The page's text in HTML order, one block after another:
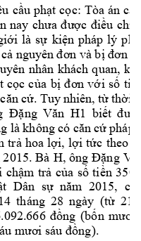
cầu phạt cọc: Tòa án c
nay chưa được điều chỉ
ới là sự kiện pháp lý ph
cả nguyên đơn và bị đơn
nhân khách quan,
t cọc của bị đơn với số ti
cứ. Tuy nhiên, từ thời
Đặng Văn H1 biết đượ
là không có căn cứ pháp
trả hoa lợi, lợi tức theo
Bà H, ông Đặng
chậm trả của số tiền
t Dân sự năm 2015, cụ
14 tháng 28 ngày (từ 21/
đồng (bốn mươi
mươi sáu đồng).